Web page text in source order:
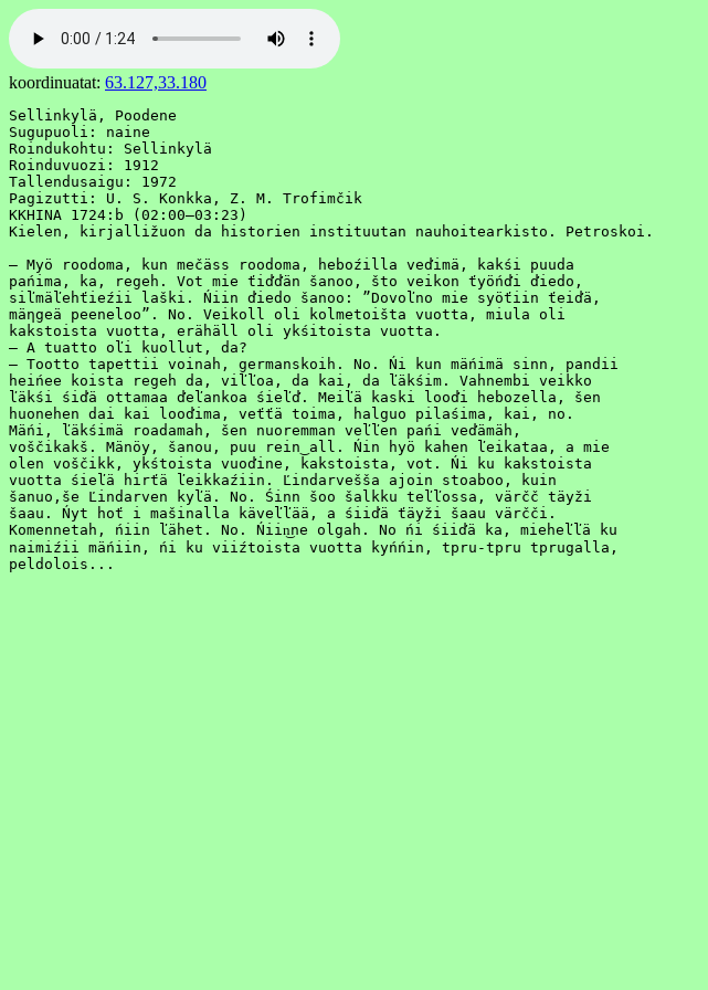
koordinuatat: 63.127,33.180
Sellinkylä, Poodene
Sugupuoli: naine
Roindukohtu: Sellinkylä
Roinduvuozi: 1912
Tallendusaigu: 1972
Pagizutti: U. S. Konkka, Z. M. Trofimčik
KKHINA 1724:b (02:00–03:23)
Kielen, kirjalližuon da historien instituutan nauhoitearkisto. Petroskoi.
– Myö roodoma, kun mečäss roodoma, heboźilla veďimä, kakśi puuda
pańima, ka, regeh. Vot mie ťiďďän šanoo, što veikon ťyöńďi ďiedo,
siľmäľehťieźii laški. Ńiin ďiedo šanoo: ”Dovoľno mie syöťiin ťeiďä,
mäηgeä peeneloo”. No. Veikoll oli kolmetoišta vuotta, miula oli
kakstoista vuotta, erähäll oli ykśitoista vuotta.
– A tuatto oľi kuollut, da?
– Tootto tapettii voinah, germanskoih. No. Ńi kun mäńimä sinn, pandii
heińee koista regeh da, viľľoa, da kai, da ľäkśim. Vahnembi veikko
ľäkśi śiďä ottamaa ďeľankoa śieľď. Meiľä kaski looďi hebozella, šen
huonehen dai kai looďima, veťťä toima, halguo pilaśima, kai, no.
Mäńi, ľäkśimä roadamah, šen nuoremman veľľen pańi veďämäh,
voščikakš. Mänöy, šanou, puu rein‿all. Ńin hyö kahen ľeikataa, a mie
olen voščikk, ykśtoista vuoďine, kakstoista, vot. Ńi ku kakstoista
vuotta śieľä hirťä ľeikkaźiin. Ľindarvešša ajoin stoaboo, kuin
šanuo,še Ľindarven kyľä. No. Śinn šoo šalkku teľľossa, värčč täyži
šaau. Ńyt hoť i mašinalla käveľľää, a śiiďä ťäyži šaau värčči.
Komennetah, ńiin ľähet. No. Ńiin͜ne olgah. No ńi śiiďä ka, mieheľľä ku
naimiźii mäńiin, ńi ku viiźtoista vuotta kyńńin, tpru-tpru tprugalla,
peldolois...